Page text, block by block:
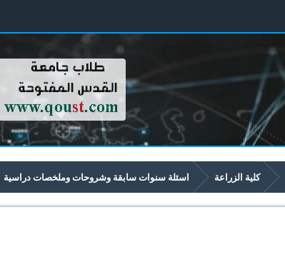
كلية الزراعة اسئلة سنوات سابقة وشروحات وملخصات دراسية